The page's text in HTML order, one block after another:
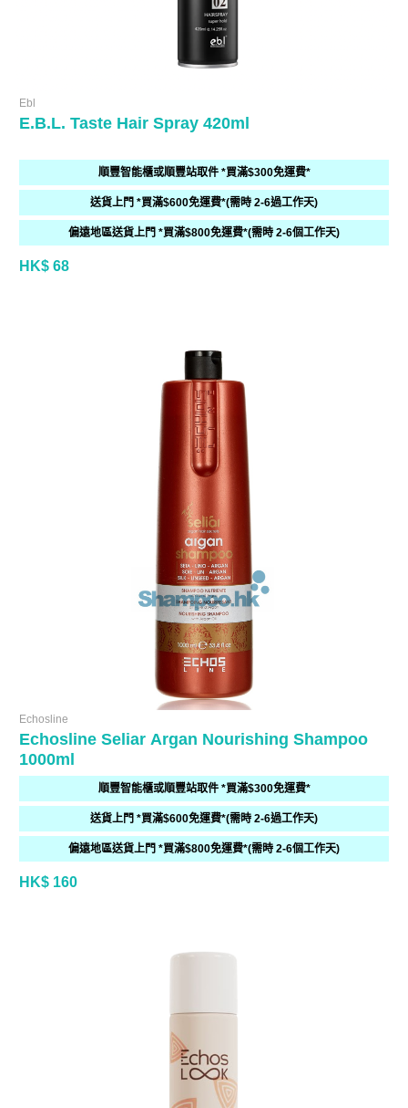
Ebl
E.B.L. Taste Hair Spray 420ml
順豐智能櫃或順豐站取件 *買滿$300免運費*
送貨上門 *買滿$600免運費*(需時 2-6過工作天)
偏遠地區送貨上門 *買滿$800免運費*(需時 2-6個工作天)
HK$ 68
Echosline
Echosline Seliar Argan Nourishing Shampoo
1000ml
順豐智能櫃或順豐站取件 *買滿$300免運費*
送貨上門 *買滿$600免運費*(需時 2-6過工作天)
偏遠地區送貨上門 *買滿$800免運費*(需時 2-6個工作天)
HK$ 160